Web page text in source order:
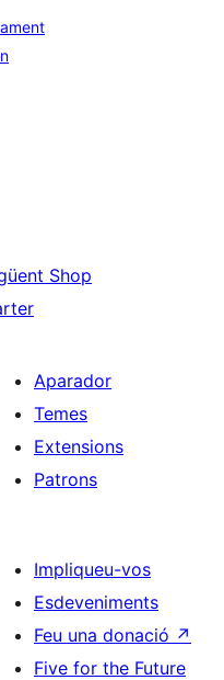
Shop
Aparador
Temes
Extensions
Patrons
Impliqueu-vos
Esdeveniments
Feu una donació ↗
Five for the Future